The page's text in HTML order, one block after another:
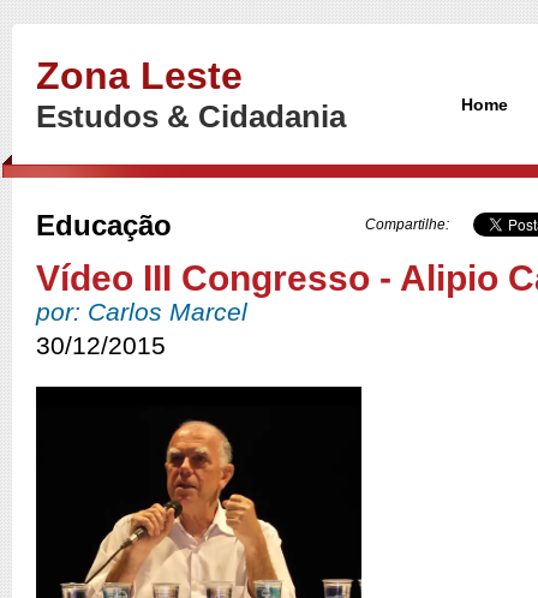
Zona Leste
Estudos & Cidadania Home
Educação Compartilhe:
Vídeo III Congresso - Alipio
por: Carlos Marcel
30/12/2015